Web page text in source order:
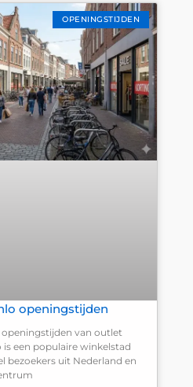
OPENINGSTIJDEN
openingstijden
openingstijden van outlet
is een populaire winkelstad
bezoekers uit Nederland en